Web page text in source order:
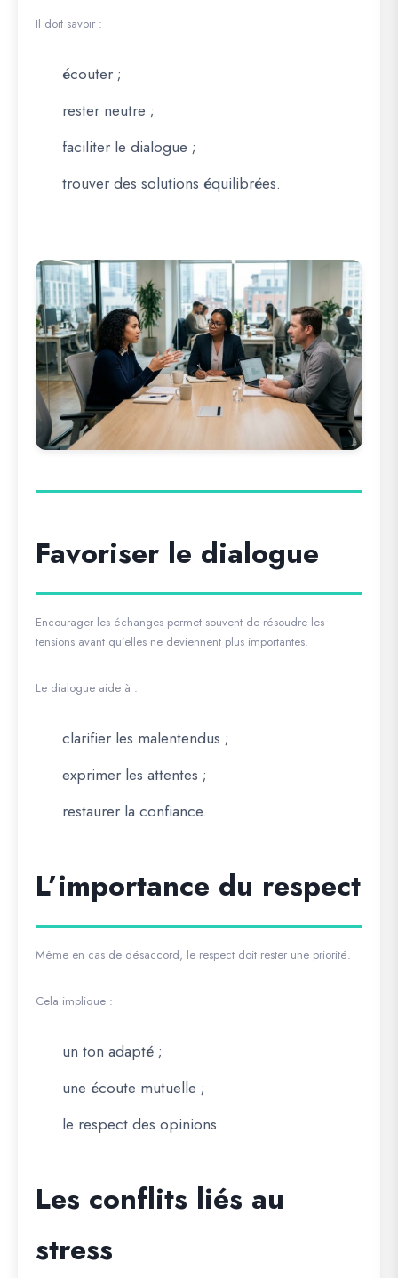
Il doit savoir :
écouter ;
rester neutre ;
faciliter le dialogue ;
trouver des solutions équilibrées.
Favoriser le dialogue
Encourager les échanges permet souvent de résoudre les
tensions avant qu’elles ne deviennent plus importantes.
Le dialogue aide à :
clarifier les malentendus ;
exprimer les attentes ;
restaurer la confiance.
L’importance du respect
Même en cas de désaccord, le respect doit rester une priorité.
Cela implique :
un ton adapté ;
une écoute mutuelle ;
le respect des opinions.
Les conflits liés au
stress